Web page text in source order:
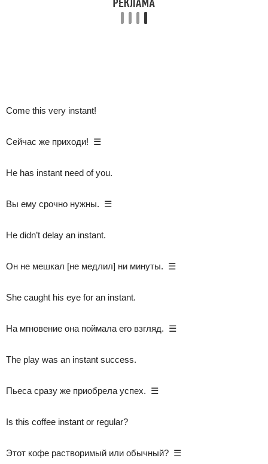
Come this very instant!
Сейчас же приходи! ☰
He has instant need of you.
Вы ему срочно нужны. ☰
He didn’t delay an instant.
Он не мешкал [не медлил] ни минуты. ☰
She caught his eye for an instant.
На мгновение она поймала его взгляд. ☰
The play was an instant success.
Пьеса сразу же приобрела успех. ☰
Is this coffee instant or regular?
Этот кофе растворимый или обычный? ☰